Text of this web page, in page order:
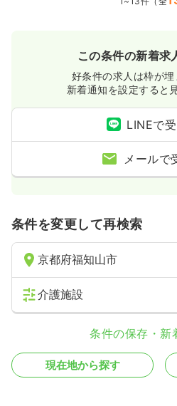
この条件の新着求
好条件の求人は枠が
新着通知を設定すると
LINEで
メールで
条件を変更して再検索
京都府福知山市
介護施設
条件の保存・新
現在地から探す